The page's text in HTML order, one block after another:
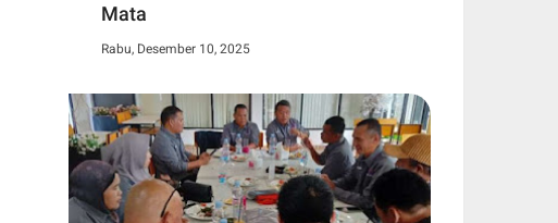
Mata
Rabu, Desember 10, 2025